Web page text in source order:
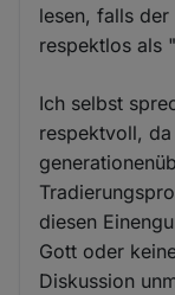
lesen, falls
respektlos als
Ich selbst
respektvoll,
diesen
Gott oder
Diskussion